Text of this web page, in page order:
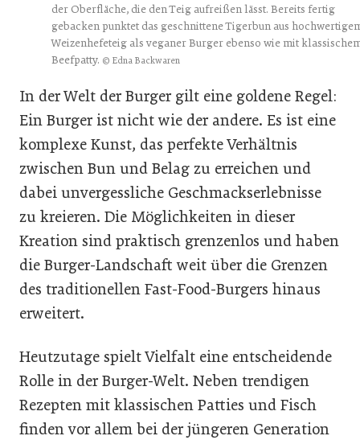
der Oberfläche, die den Teig aufreißen lässt. Bereits fertig
gebacken punktet das geschnittene Tigerbun aus
Weizenhefeteig als veganer Burger ebenso wie mit
Beefpatty. © Edna Backwaren
In der Welt der Burger gilt eine goldene Regel:
Ein Burger ist nicht wie der andere. Es ist eine
komplexe Kunst, das perfekte Verhältnis
zwischen Bun und Belag zu erreichen und
dabei unvergessliche Geschmackserlebnisse
zu kreieren. Die Möglichkeiten in dieser
Kreation sind praktisch grenzenlos und haben
die Burger-Landschaft weit über die Grenzen
des traditionellen Fast-Food-Burgers hinaus
erweitert.
Heutzutage spielt Vielfalt eine entscheidende
Rolle in der Burger-Welt. Neben trendigen
Rezepten mit klassischen Patties und Fisch
finden vor allem bei der jüngeren Generation